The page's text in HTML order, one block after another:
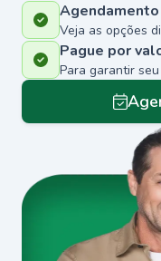
Veja as opções
Pague por
Para garantir